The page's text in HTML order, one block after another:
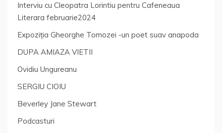
Interviu cu Cleopatra Lorintiu pentru Cafeneaua
Literara februarie2024
Expoziția Gheorghe Tomozei -un poet suav anapoda
DUPA AMIAZA VIETII
Ovidiu Ungureanu
SERGIU CIOIU
Beverley Jane Stewart
Podcasturi